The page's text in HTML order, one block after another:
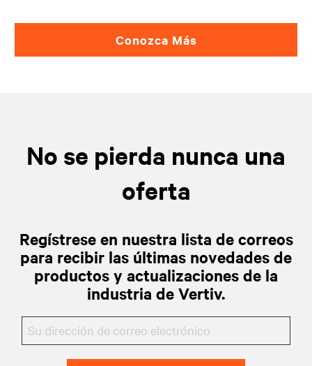
Conozca Más
No se pierda nunca una
oferta
Regístrese en nuestra lista de correos
para recibir las últimas novedades de
productos y actualizaciones de la
industria de Vertiv.